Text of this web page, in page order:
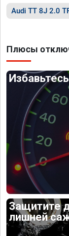
Audi TT 8J 2.0
Плюсы
Защитите
лишней